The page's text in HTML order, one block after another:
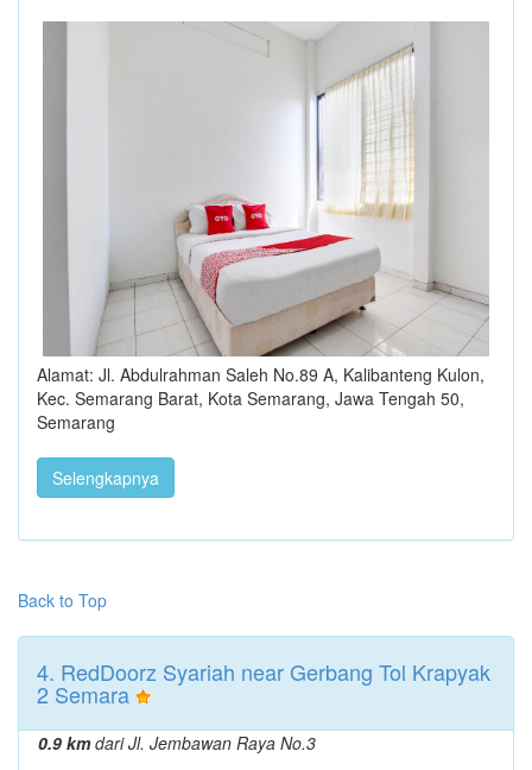
Alamat: Jl. Abdulrahman Saleh No.89 A, Kalibanteng Kulon,
Kec. Semarang Barat, Kota Semarang, Jawa Tengah 50,
Semarang
Selengkapnya
Back to Top
4. RedDoorz Syariah near Gerbang Tol Krapyak
2 Semara
0.9 kmdari Jl. Jembawan Raya No.3